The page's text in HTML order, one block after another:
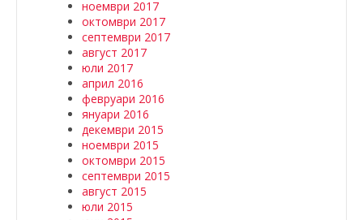
ноември 2017
октомври 2017
септември 2017
август 2017
юли 2017
април 2016
февруари 2016
януари 2016
декември 2015
ноември 2015
октомври 2015
септември 2015
август 2015
юли 2015